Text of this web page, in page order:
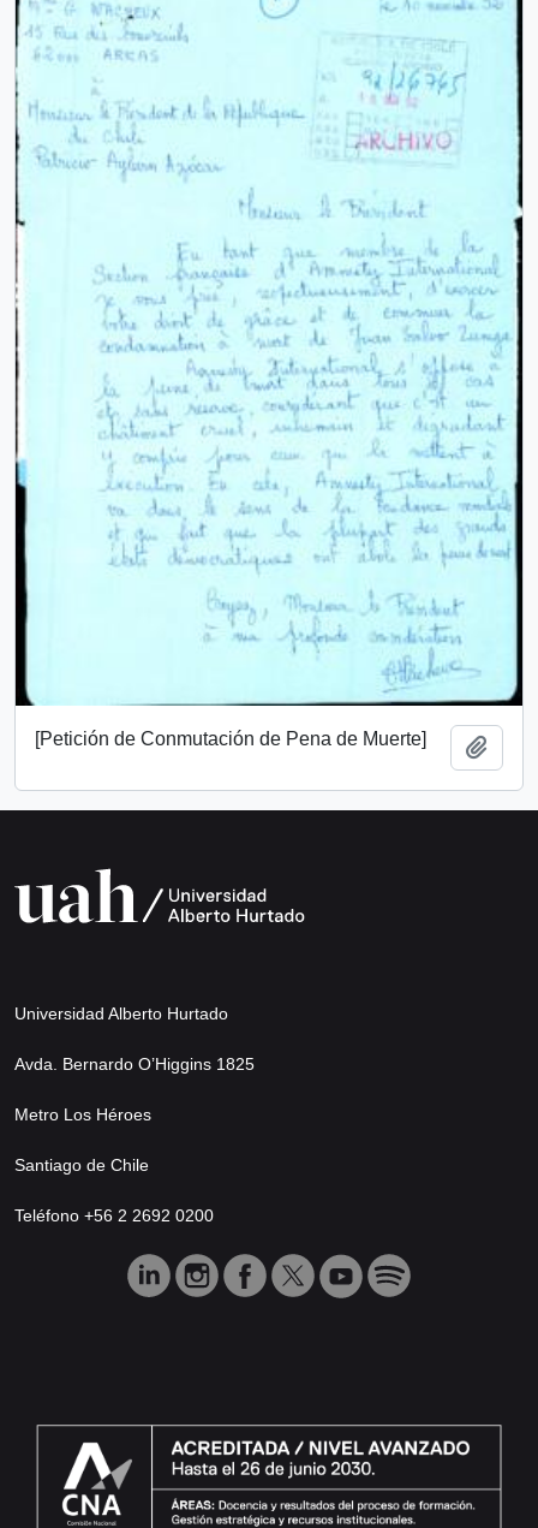
[Petición de Conmutación de Pena de Muerte]
Universidad Alberto Hurtado
Avda. Bernardo O’Higgins 1825
Metro Los Héroes
Santiago de Chile
Teléfono +56 2 2692 0200